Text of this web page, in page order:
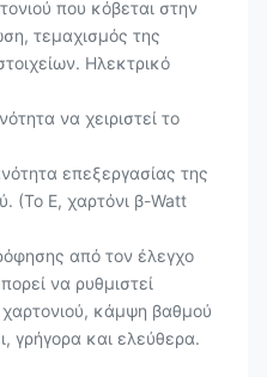
που κόβεται στην
τεμαχισμός της
Ηλεκτρικό
να χειριστεί το
επεξεργασίας της
(Το Ε, χαρτόνι β-Watt
από τον έλεγχο
να ρυθμιστεί
κάμψη βαθμού
γρήγορα και ελεύθερα.